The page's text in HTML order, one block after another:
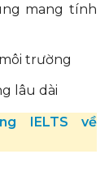
mang tính
trường
lâu dài
IELTS về